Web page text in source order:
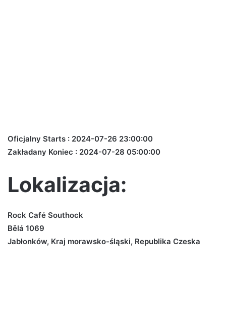
Oficjalny Starts : 2024-07-26 23:00:00
Zakładany Koniec : 2024-07-28 05:00:00
Lokalizacja:
Rock Café Southock
Bělá 1069
Jabłonków, Kraj morawsko-śląski, Republika Czeska